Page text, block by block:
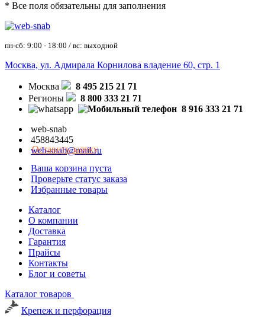
* Все поля обязательны для заполнения
пн-сб: 9:00 - 18:00 / вс: выходной
Москва, ул. Адмирала Корнилова владение 60, стр. 1
Москва
8 495 215 21 71
Регионы
8 800 333 21 71
8 916 333 21 71
web-snab
458843445
web-snab@mail.ru
Оставить заявку
Ваша корзина пуста
Проверьте статус заказа
Избранные товары
Каталог
О компании
Доставка
Гарантия
Прайсы
Контакты
Блог и советы
Каталог товаров
Крепеж и перфорация